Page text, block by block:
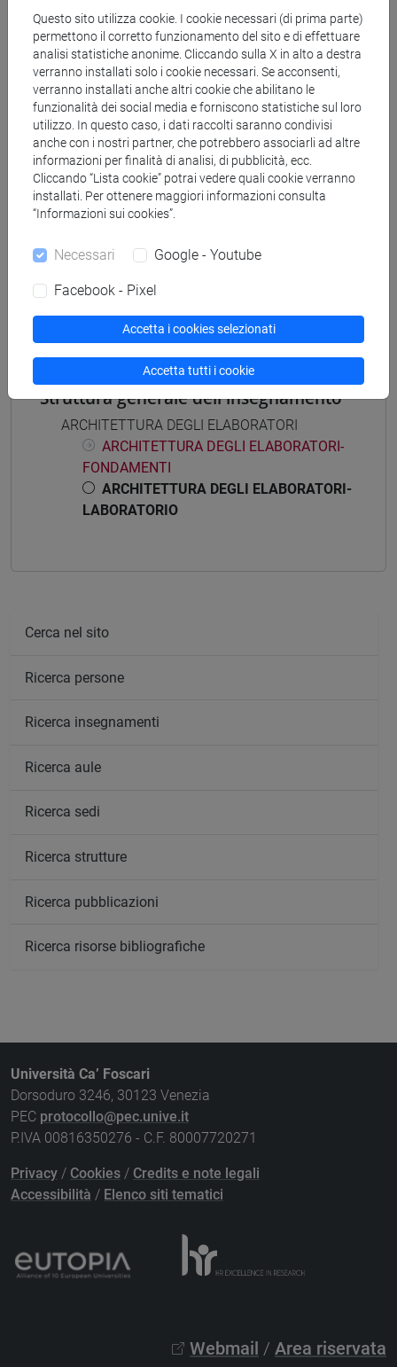
Corsi di studio e percorsi
[CT3] INFORMATICA - Laurea
tecnologie e scienze dell'informazione/european
computer science
Insegnamenti mutuati
LABORATORIO [CT0681]
Struttura generale dell'insegnamento
ARCHITETTURA DEGLI ELABORATORI
ARCHITETTURA DEGLI ELABORATORI-
FONDAMENTI
ARCHITETTURA DEGLI ELABORATORI-
LABORATORIO
Cerca nel sito
Ricerca persone
Ricerca insegnamenti
Ricerca aule
Ricerca sedi
Ricerca strutture
Ricerca pubblicazioni
Ricerca risorse bibliografiche
Università Ca’ Foscari
Dorsoduro 3246, 30123 Venezia
PEC protocollo@pec.unive.it
P.IVA 00816350276 - C.F. 80007720271
Privacy / Cookies / Credits e note legali
Accessibilità / Elenco siti tematici
Webmail / Area riservata
Questo sito utilizza cookie. I cookie necessari (di prima parte)
permettono il corretto funzionamento del sito e di effettuare
analisi statistiche anonime. Cliccando sulla X in alto a destra
verranno installati solo i cookie necessari. Se acconsenti,
verranno installati anche altri cookie che abilitano le
funzionalità dei social media e forniscono statistiche sul loro
utilizzo. In questo caso, i dati raccolti saranno condivisi
anche con i nostri partner, che potrebbero associarli ad altre
informazioni per finalità di analisi, di pubblicità, ecc.
Cliccando “Lista cookie” potrai vedere quali cookie verranno
installati. Per ottenere maggiori informazioni consulta
“Informazioni sui cookies”.
Necessari Google - Youtube
Facebook - Pixel
Accetta i cookies selezionati
Accetta tutti i cookie